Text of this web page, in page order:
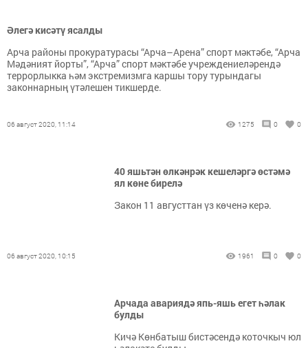
Әлегә кисәтү ясалды
Арча районы прокуратурасы “Арча–Арена” спорт мәктәбе, “Арча
Мәдәният йорты”, “Арча” спорт мәктәбе учреждениеләрендә
террорлыкка һәм экстремизмга каршы тору турындагы
законнарның үтәлешен тикшерде.
06 август 2020, 11:14 1275 0 0
40 яшьтән өлкәнрәк кешеләргә өстәмә
ял көне бирелә
Закон 11 августтан үз көченә керә.
06 август 2020, 10:15 1961 0 0
Арчада авариядә япь-яшь егет һәлак
булды
Кичә Көнбатыш бистәсендә коточкыч юл